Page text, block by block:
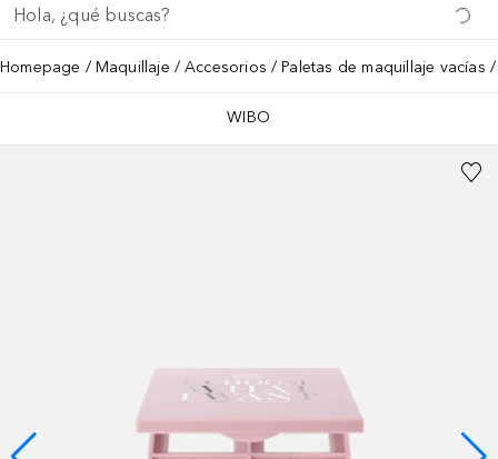
Homepage Maquillaje Accesorios Paletas de maquillaje vacías
WIBO